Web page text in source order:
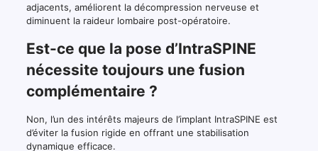
adjacents, améliorent la décompression nerveuse et
diminuent la raideur lombaire post-opératoire.
Est-ce que la pose d’IntraSPINE
nécessite toujours une fusion
complémentaire ?
Non, l’un des intérêts majeurs de l’implant IntraSPINE est
d’éviter la fusion rigide en offrant une stabilisation
dynamique efficace.